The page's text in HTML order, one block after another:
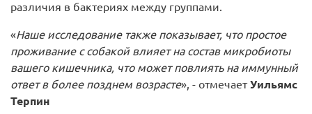
различия в бактериях между группами.
«Наше исследование также показывает, что простое
проживание с собакой влияет на состав микробиоты
вашего кишечника, что может повлиять на иммунный
ответ в более позднем возрасте», - отмечаетУильямс
Терпин